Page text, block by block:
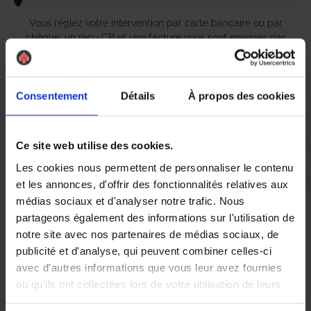
Consentement Détails À propos des cookies
Ce site web utilise des cookies.
Les cookies nous permettent de personnaliser le contenu
et les annonces, d'offrir des fonctionnalités relatives aux
médias sociaux et d'analyser notre trafic. Nous
partageons également des informations sur l'utilisation de
notre site avec nos partenaires de médias sociaux, de
publicité et d'analyse, qui peuvent combiner celles-ci
avec d'autres informations que vous leur avez fournies
ou qu'ils ont collectées lors de votre utilisation de leurs
Vous réglez votre intervention par carte bancaire ou par
chèque, un reçu CB et une facture vous sont envoyés par
Vous évaluez la prestation
Vous recevez une demande d’évaluation de votre expérience
avec l’équipe AS DE PIC.
Nous avons pensé à tout